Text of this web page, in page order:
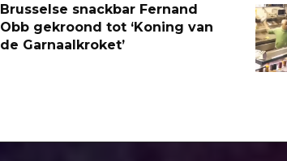
Brusselse snackbar Fernand
Obb gekroond tot ‘Koning van
de Garnaalkroket’